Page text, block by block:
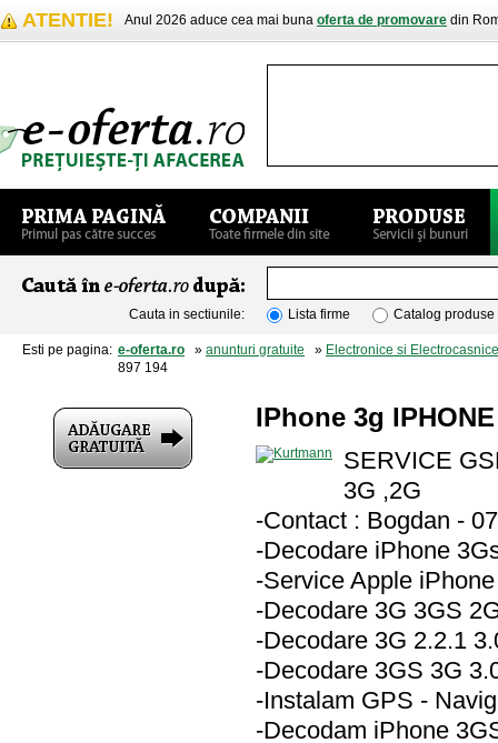
ATENTIE! Anul 2026 aduce cea mai buna oferta de promovare din
Cauta in sectiunile: Lista firme Catalog produse
Esti pe pagina: e-oferta.ro » anunturi gratuite » Electronice si Electrocasnice
897 194
IPhone 3g
SERVICE
3G ,2G
-Contact : Bogdan -
-Decodare iPhone
-Service Apple
-Decodare 3G 3GS
-Decodare 3G 2.2.1
-Decodare 3GS 3G
-Instalam GPS -
-Decodam iPhone